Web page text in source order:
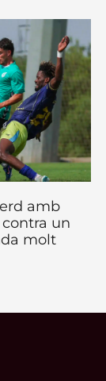
amb
un
molt